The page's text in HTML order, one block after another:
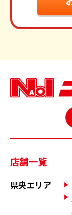
店舗一覧
県央エリア